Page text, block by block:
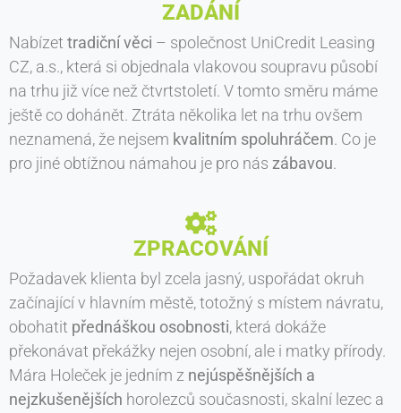
ZADÁNÍ
Nabízet tradiční věci – společnost UniCredit Leasing
CZ, a.s., která si objednala vlakovou soupravu působí
na trhu již více než čtvrtstoletí. V tomto směru máme
ještě co dohánět. Ztráta několika let na trhu ovšem
neznamená, že nejsem kvalitním spoluhráčem. Co je
pro jiné obtížnou námahou je pro nás zábavou.
ZPRACOVÁNÍ
Požadavek klienta byl zcela jasný, uspořádat okruh
začínající v hlavním městě, totožný s místem návratu,
obohatit přednáškou osobnosti, která dokáže
překonávat překážky nejen osobní, ale i matky přírody.
Mára Holeček je jedním z nejúspěšnějších a
nejzkušenějších horolezců současnosti, skalní lezec a